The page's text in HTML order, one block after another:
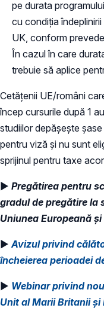
pe durata
cu condiția
UK, conform
În cazul în care
trebuie să aplice
Cetățenii UE/români
încep cursurile după 1
studiilor depășește
pentru viză și nu sunt
sprijinul pentru taxe
► Pregătirea pentru
gradul de pregătire la
Uniunea Europeană
► Avizul privind
încheierea perioadei
► Webinar privind
Unit al Marii Britanii și